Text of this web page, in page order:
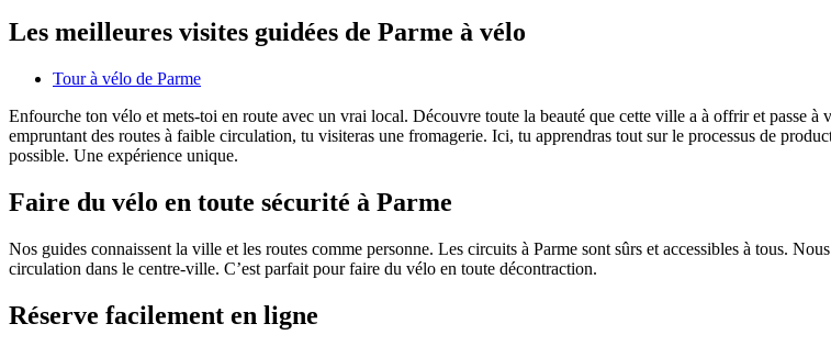
Les meilleures visites guidées de Parme à vélo
Tour à vélo de Parme
Enfourche ton vélo et mets-toi en route avec un vrai local. Découvre toute la beauté que cette ville a à offrir et passe
empruntant des routes à faible circulation, tu visiteras une fromagerie. Ici, tu apprendras tout sur le processus de
possible. Une expérience unique.
Faire du vélo en toute sécurité à Parme
Nos guides connaissent la ville et les routes comme personne. Les circuits à Parme sont sûrs et accessibles à tous.
circulation dans le centre-ville. C’est parfait pour faire du vélo en toute décontraction.
Réserve facilement en ligne